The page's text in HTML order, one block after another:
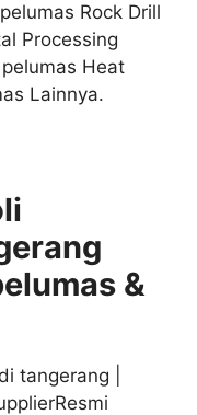
Rock Drill
Processing
Heat
Lainnya.
&
tangerang |